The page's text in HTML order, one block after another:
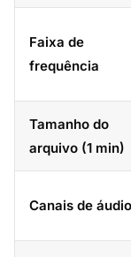
Faixa de
frequência
Tamanho do
arquivo (1 min)
Canais de áudio